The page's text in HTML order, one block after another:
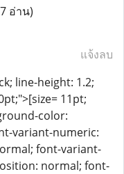
อ่าน)
แจ้งลบ
line-height: 1.2;
11pt;
color:
variant-numeric:
font-variant-
normal; font-